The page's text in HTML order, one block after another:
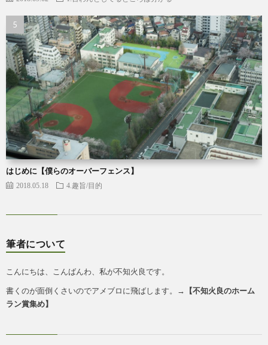
はじめに【僕らのオーバーフェンス】
2018.05.18 4.趣旨/目的
筆者について
こんにちは、こんばんわ、私が不知火良です。
書くのが面倒くさいのでアメブロに飛ばします。→
【不知火良のホーム
ラン賞集め】